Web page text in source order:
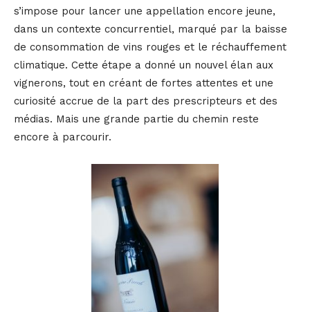
s’impose pour lancer une appellation encore jeune,
dans un contexte concurrentiel, marqué par la baisse
de consommation de vins rouges et le réchauffement
climatique. Cette étape a donné un nouvel élan aux
vignerons, tout en créant de fortes attentes et une
curiosité accrue de la part des prescripteurs et des
médias. Mais une grande partie du chemin reste
encore à parcourir.